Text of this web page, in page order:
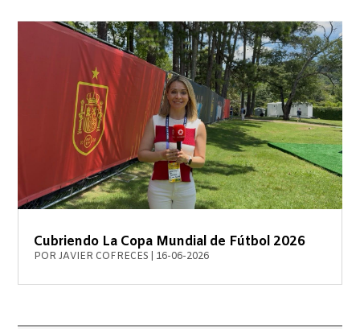
Cubriendo La Copa Mundial de Fútbol 2026
PORJAVIER COFRECES 16-06-2026